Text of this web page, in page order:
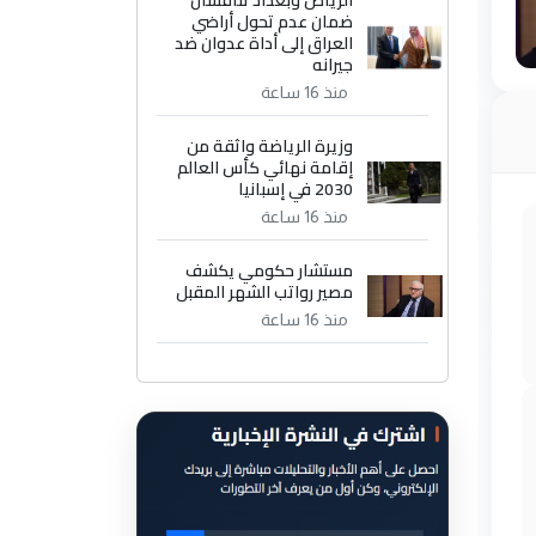
ضمان عدم تحول أراضي
العراق إلى أداة عدوان ضد
جيرانه
منذ 16 ساعة
وزيرة الرياضة واثقة من
إقامة نهائي كأس العالم
2030 في إسبانيا
منذ 16 ساعة
مستشار حكومي يكشف
مصير رواتب الشهر المقبل
منذ 16 ساعة